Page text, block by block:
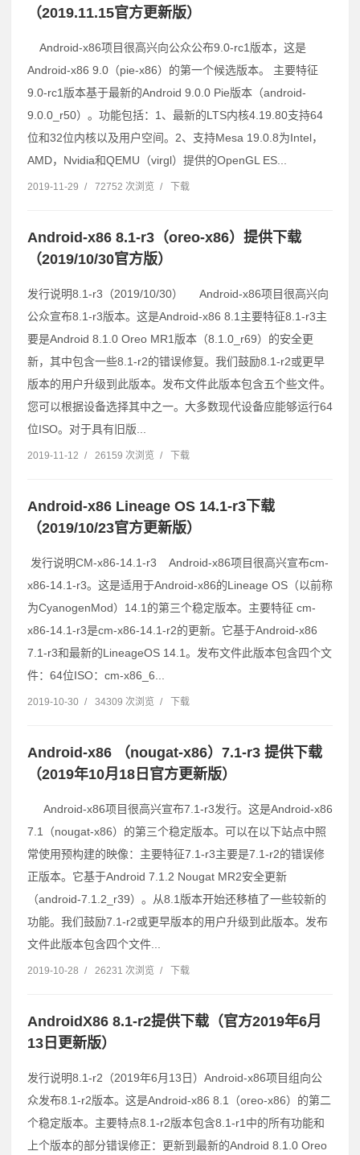
（2019.11.15官方更新版）
Android-x86项目很高兴向公众公布9.0-rc1版本，这是
Android-x86 9.0（pie-x86）的第一个候选版本。 主要特征
9.0-rc1版本基于最新的Android 9.0.0 Pie版本（android-
9.0.0_r50）。功能包括：1、最新的LTS内核4.19.80支持64
位和32位内核以及用户空间。2、支持Mesa 19.0.8为Intel，
AMD，Nvidia和QEMU（virgl）提供的OpenGL ES...
2019-11-29 / 72752 次浏览 / 下载
Android-x86 8.1-r3（oreo-x86）提供下载
（2019/10/30官方版）
发行说明8.1-r3（2019/10/30） Android-x86项目很高兴向
公众宣布8.1-r3版本。这是Android-x86 8.1主要特征8.1-r3主
要是Android 8.1.0 Oreo MR1版本（8.1.0_r69）的安全更
新，其中包含一些8.1-r2的错误修复。我们鼓励8.1-r2或更早
版本的用户升级到此版本。发布文件此版本包含五个些文件。
您可以根据设备选择其中之一。大多数现代设备应能够运行64
位ISO。对于具有旧版...
2019-11-12 / 26159 次浏览 / 下载
Android-x86 Lineage OS 14.1-r3下载
（2019/10/23官方更新版）
发行说明CM-x86-14.1-r3 Android-x86项目很高兴宣布cm-
x86-14.1-r3。这是适用于Android-x86的Lineage OS（以前称
为CyanogenMod）14.1的第三个稳定版本。主要特征 cm-
x86-14.1-r3是cm-x86-14.1-r2的更新。它基于Android-x86
7.1-r3和最新的LineageOS 14.1。发布文件此版本包含四个文
件：64位ISO：cm-x86_6...
2019-10-30 / 34309 次浏览 / 下载
Android-x86 （nougat-x86）7.1-r3 提供下载
（2019年10月18日官方更新版）
Android-x86项目很高兴宣布7.1-r3发行。这是Android-x86
7.1（nougat-x86）的第三个稳定版本。可以在以下站点中照
常使用预构建的映像：主要特征7.1-r3主要是7.1-r2的错误修
正版本。它基于Android 7.1.2 Nougat MR2安全更新
（android-7.1.2_r39）。从8.1版本开始还移植了一些较新的
功能。我们鼓励7.1-r2或更早版本的用户升级到此版本。发布
文件此版本包含四个文件...
2019-10-28 / 26231 次浏览 / 下载
AndroidX86 8.1-r2提供下载（官方2019年6月
13日更新版）
发行说明8.1-r2（2019年6月13日）Android-x86项目组向公
众发布8.1-r2版本。这是Android-x86 8.1（oreo-x86）的第二
个稳定版本。主要特点8.1-r2版本包含8.1-r1中的所有功能和
上个版本的部分错误修正：更新到最新的Android 8.1.0 Oreo